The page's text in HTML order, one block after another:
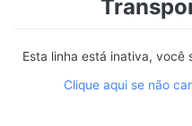
Rio de Janeiro
Esta linha está inativa, você
Clique aqui se não